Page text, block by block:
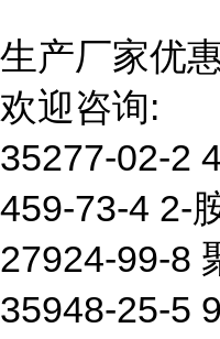
生产厂家优
欢迎咨询:
35277-02-2
459-73-4 2-
27924-99-8
35948-25-5